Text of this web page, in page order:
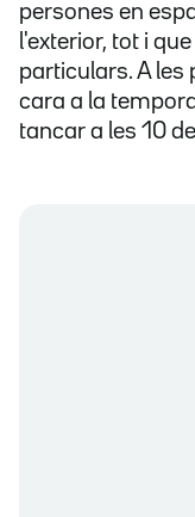
persones en
l'exterior, tot i
particulars. A les
cara a la
tancar a les 10